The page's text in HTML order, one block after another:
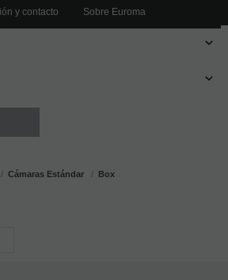
y contacto Sobre Euroma
Cámaras Estándar Box